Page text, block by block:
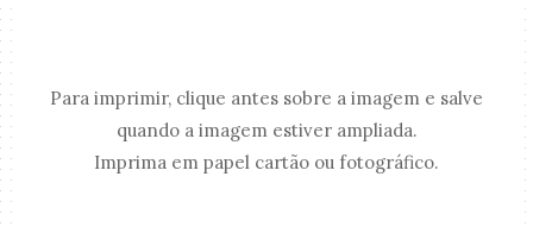
Para imprimir, clique antes sobre a imagem e salve
quando a imagem estiver ampliada.
Imprima em papel cartão ou fotográfico.